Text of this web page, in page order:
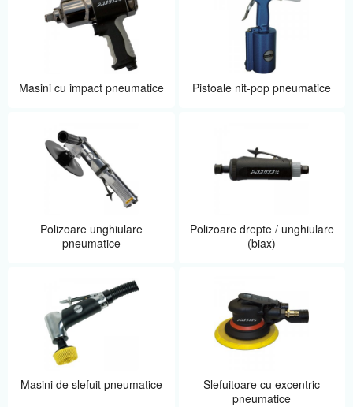
Masini cu impact pneumatice Pistoale nit-pop pneumatice
Polizoare unghiulare
pneumatice
Polizoare drepte / unghiulare
(biax)
Masini de slefuit pneumatice
Slefuitoare cu excentric
pneumatice